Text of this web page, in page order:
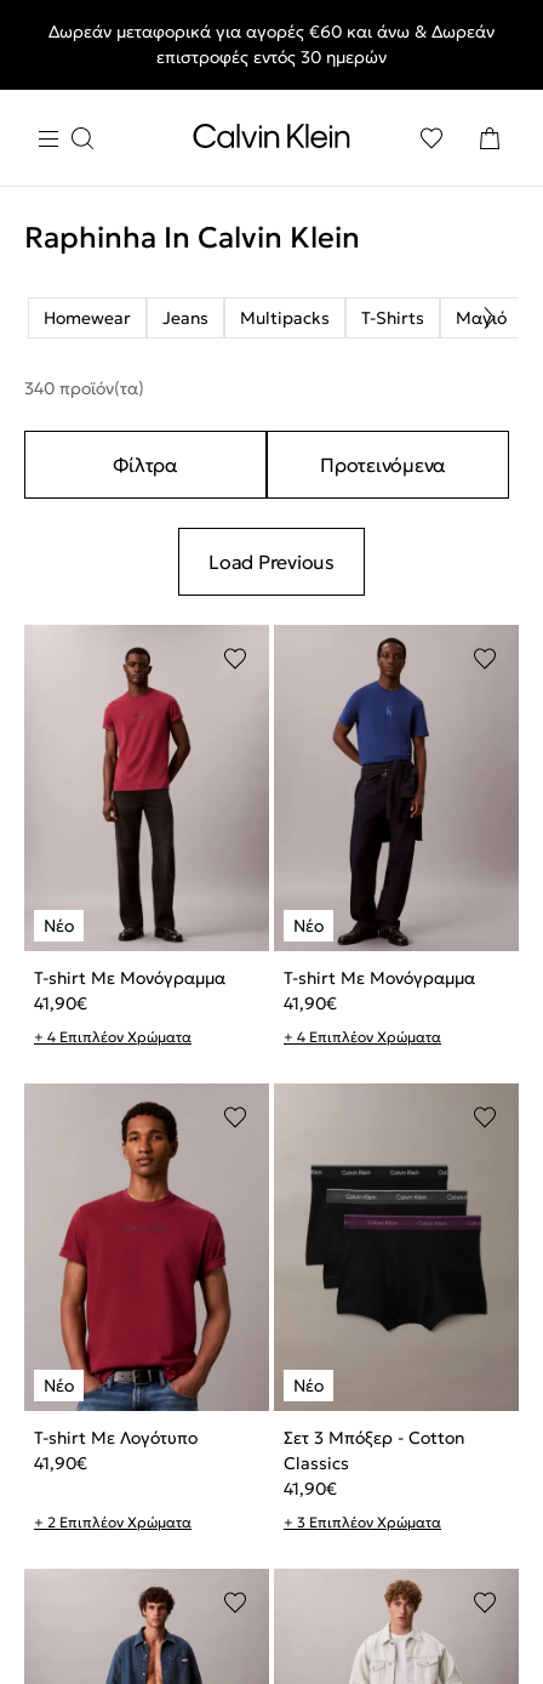
End of Season Deals: Αγαπημένα styles, στις τιμές που θες.
Δωρεάν μεταφορικά για αγορές €60 και άνω & Δωρεάν
επιστροφές εντός 30 ημερών
Raphinha In Calvin Klein
Homewear Jeans Multipacks T-Shirts Μαγιό
340 προϊόν(τα)
Φίλτρα Προτεινόμενα
Load Previous
T-shirt Με Μονόγραμμα
41,90€
+ 4 Επιπλέον Χρώματα
T-shirt Με Μονόγραμμα
41,90€
+ 4 Επιπλέον Χρώματα
T-shirt Με Λογότυπο
41,90€
+ 2 Επιπλέον Χρώματα
Σετ 3 Μπόξερ - Cotton
Classics
41,90€
+ 3 Επιπλέον Χρώματα